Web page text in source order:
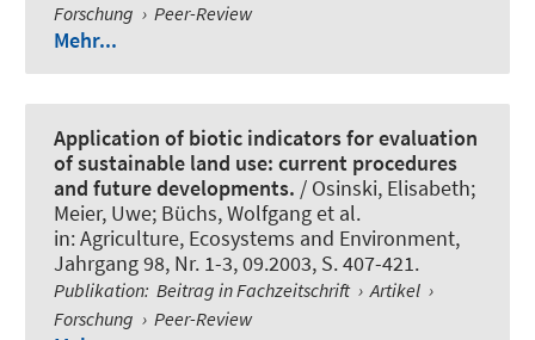
Forschung › Peer-Review
Mehr...
Application of biotic indicators for evaluation
of sustainable land use: current procedures
and future developments. / Osinski, Elisabeth;
Meier, Uwe; Büchs, Wolfgang et al.
in:Agriculture, Ecosystems and Environment,
Jahrgang 98, Nr. 1-3, 09.2003, S. 407-421.
Publikation: Beitrag in Fachzeitschrift › Artikel ›
Forschung › Peer-Review